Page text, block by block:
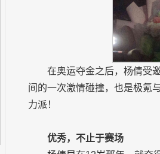
在奥运夺金之后，杨倩受
间的一次激情碰撞，也是极氪
力派！
优秀，不止于赛场